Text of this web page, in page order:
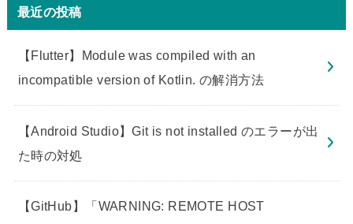
最近の投稿
【Flutter】Module was compiled with an
incompatible version of Kotlin. の解消方法
【Android Studio】Git is not installed のエラーが出
た時の対処
【GitHub】「WARNING: REMOTE HOST